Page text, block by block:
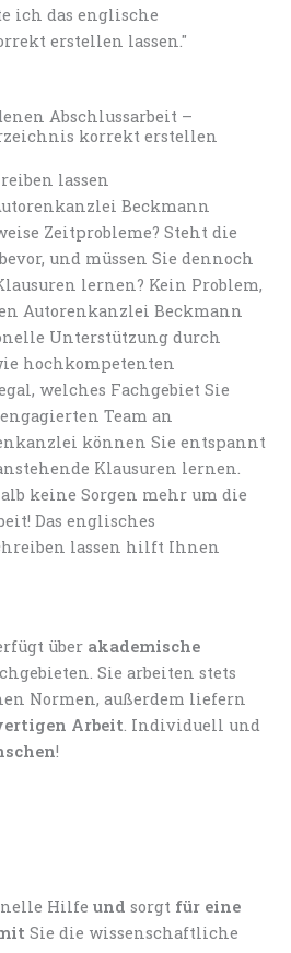
ich das englische
erstellen lassen."
Abschlussarbeit –
korrekt erstellen
Beckmann
Zeitprobleme? Steht die
und müssen Sie dennoch
lernen? Kein Problem,
Autorenkanzlei Beckmann
Unterstützung durch
hochkompetenten
welches Fachgebiet Sie
Team an
können Sie entspannt
Klausuren lernen.
keine Sorgen mehr um die
Das englisches
lassen hilft Ihnen
über akademische
Sie arbeiten stets
Normen, außerdem liefern
Arbeit. Individuell und
!
Hilfe und sorgt für eine
Sie die wissenschaftliche